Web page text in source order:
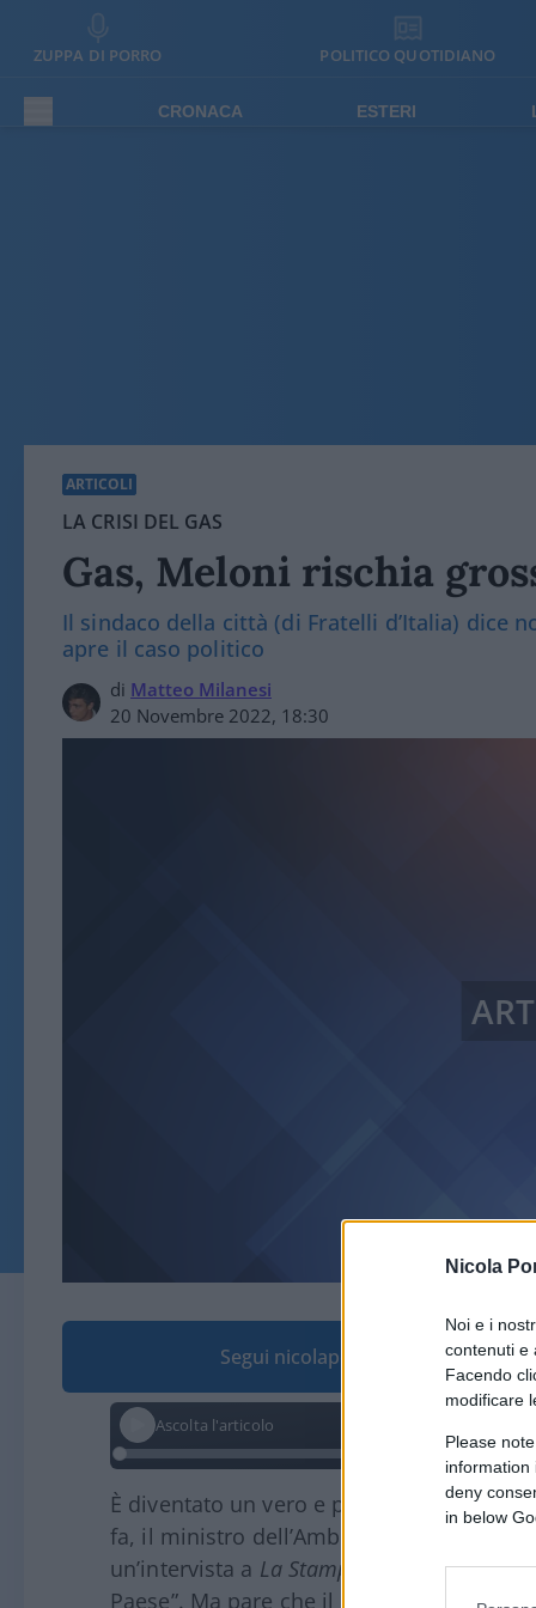
Nicola
Noi e i
contenuti e
Facendo
modificare
Please
information
deny
in below
ZUPPA DI PORRO POLITICO QUOTIDIANO
CRONACA ESTERI
ARTICOLI
LA CRISI DEL GAS
Gas, Meloni rischia
Il sindaco della città (di Fratelli d’Italia) dice
apre il caso politico
di Matteo Milanesi
20 Novembre 2022, 18:30
Segui nicolaporro.it su Google
Ascolta l'articolo
È diventato un vero e proprio caso
fa, il ministro dell’Ambiente e della
un’intervista a La Stampa
, ha
Paese”. Ma pare che il centrodestra